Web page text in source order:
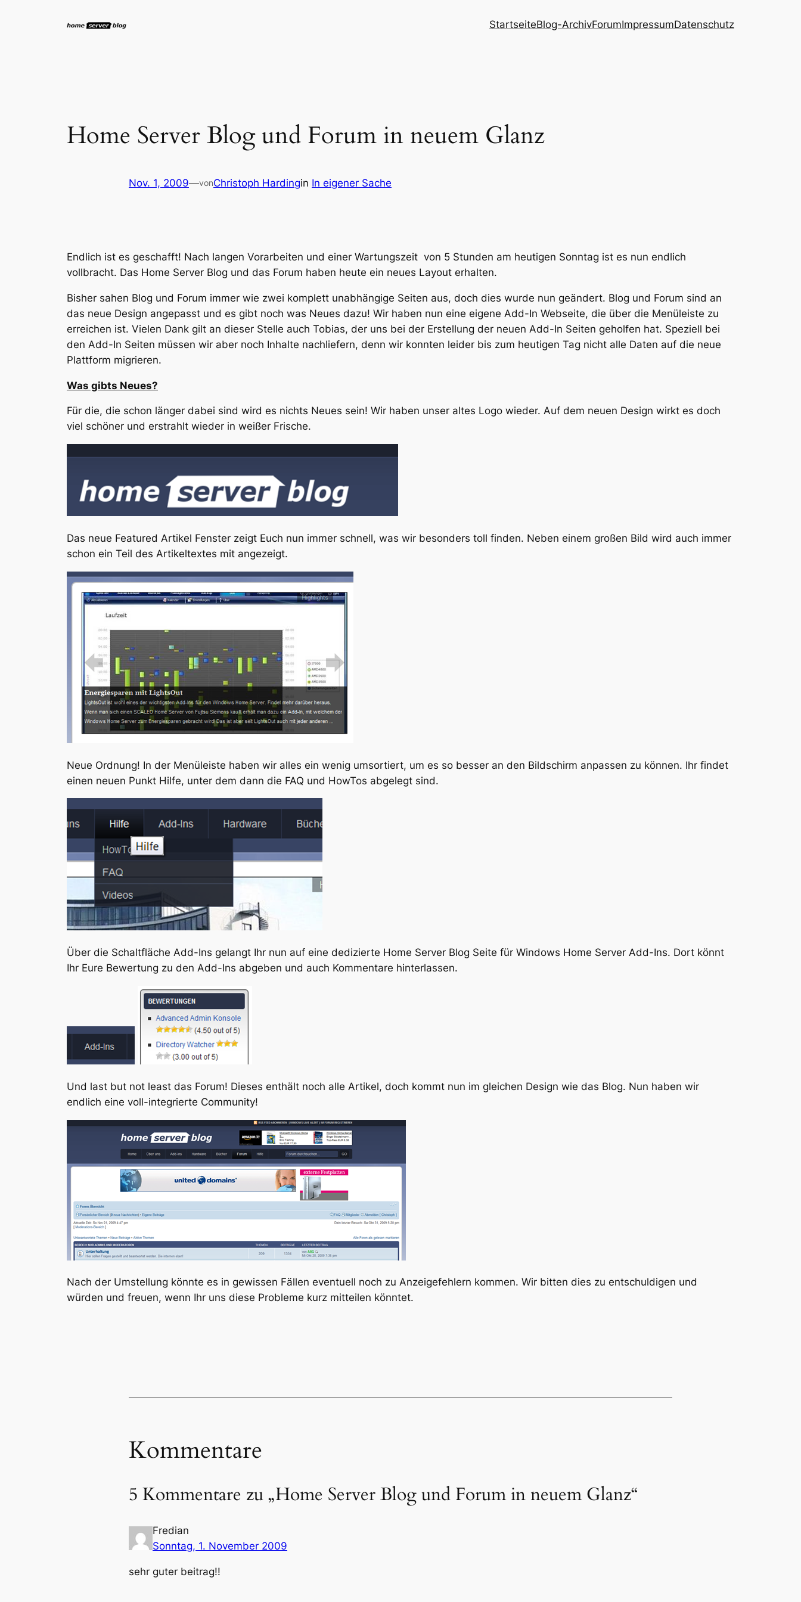
StartseiteBlog-ArchivForumImpressumDatenschutz
Home Server Blog und Forum in neuem Glanz
Nov. 1, 2009—vonChristoph Hardingin In eigener Sache
Endlich ist es geschafft! Nach langen Vorarbeiten und einer Wartungszeit von 5 Stunden am heutigen Sonntag ist es nun endlich
vollbracht. Das Home Server Blog und das Forum haben heute ein neues Layout erhalten.
Bisher sahen Blog und Forum immer wie zwei komplett unabhängige Seiten aus, doch dies wurde nun geändert. Blog und Forum sind an
das neue Design angepasst und es gibt noch was Neues dazu! Wir haben nun eine eigene Add-In Webseite, die über die Menüleiste zu
erreichen ist. Vielen Dank gilt an dieser Stelle auch Tobias, der uns bei der Erstellung der neuen Add-In Seiten geholfen hat. Speziell bei
den Add-In Seiten müssen wir aber noch Inhalte nachliefern, denn wir konnten leider bis zum heutigen Tag nicht alle Daten auf die neue
Plattform migrieren.
Was gibts Neues?
Für die, die schon länger dabei sind wird es nichts Neues sein! Wir haben unser altes Logo wieder. Auf dem neuen Design wirkt es doch
viel schöner und erstrahlt wieder in weißer Frische.
Das neue Featured Artikel Fenster zeigt Euch nun immer schnell, was wir besonders toll finden. Neben einem großen Bild wird auch immer
schon ein Teil des Artikeltextes mit angezeigt.
Neue Ordnung! In der Menüleiste haben wir alles ein wenig umsortiert, um es so besser an den Bildschirm anpassen zu können. Ihr findet
einen neuen Punkt Hilfe, unter dem dann die FAQ und HowTos abgelegt sind.
Über die Schaltfläche Add-Ins gelangt Ihr nun auf eine dedizierte Home Server Blog Seite für Windows Home Server Add-Ins. Dort könnt
Ihr Eure Bewertung zu den Add-Ins abgeben und auch Kommentare hinterlassen.
Und last but not least das Forum! Dieses enthält noch alle Artikel, doch kommt nun im gleichen Design wie das Blog. Nun haben wir
endlich eine voll-integrierte Community!
Nach der Umstellung könnte es in gewissen Fällen eventuell noch zu Anzeigefehlern kommen. Wir bitten dies zu entschuldigen und
würden und freuen, wenn Ihr uns diese Probleme kurz mitteilen könntet.
Kommentare
5 Kommentare zu „Home Server Blog und Forum in neuem Glanz“
Fredian
Sonntag, 1. November 2009
sehr guter beitrag!!